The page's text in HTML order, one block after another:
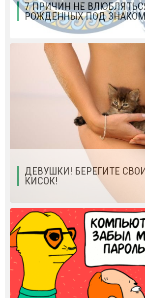
7 ПРИЧИН НЕ
РОЖДЕННЫХ ПОД
ДЕВУШКИ! БЕРЕГИТЕ
КИСОК!